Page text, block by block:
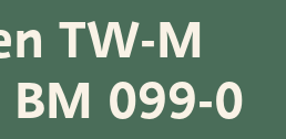
en missie
TW-M
099-0